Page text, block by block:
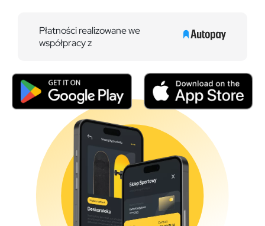
Płatności realizowane we
współpracy z